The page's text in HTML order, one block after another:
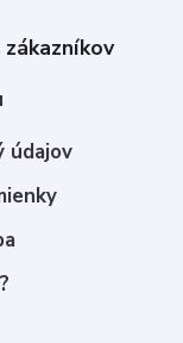
údajov